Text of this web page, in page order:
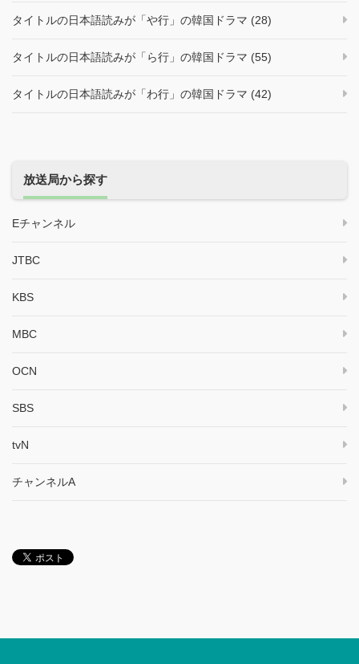
タイトルの日本語読みが「や行」の韓国ドラマ (28)
タイトルの日本語読みが「ら行」の韓国ドラマ (55)
タイトルの日本語読みが「わ行」の韓国ドラマ (42)
放送局から探す
Eチャンネル
JTBC
KBS
MBC
OCN
SBS
tvN
チャンネルA